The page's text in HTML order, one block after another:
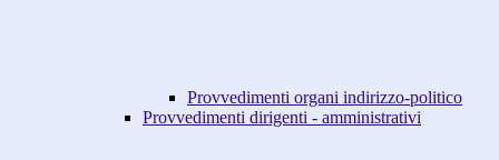
Provvedimenti organi indirizzo-politico
Provvedimenti dirigenti - amministrativi